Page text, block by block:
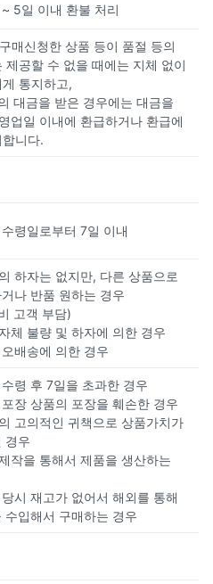
5일 이내 환불 처리
매신청한 상품 등이 품절 등의
제공할 수 없을 때에는 지체 없이
통지하고,
대금을 받은 경우에는 대금을
업일 이내에 환급하거나 환급에
니다.
령일로부터 7일 이내
하자는 없지만, 다른 상품으로
나 반품 원하는 경우
고객 부담)
체 불량 및 하자에 의한 경우
배송에 의한 경우
령 후 7일을 초과한 경우
장 상품의 포장을 훼손한 경우
고의적인 귀책으로 상품가치가
경우
작을 통해서 제품을 생산하는
시 재고가 없어서 해외를 통해
수입해서 구매하는 경우